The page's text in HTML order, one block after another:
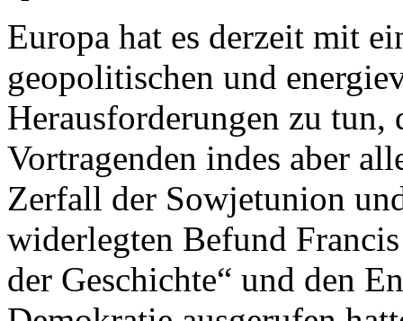
Europa hat es derzeit mit
geopolitischen und
Herausforderungen zu tun,
Vortragenden indes aber
Zerfall der Sowjetunion
widerlegten Befund
der Geschichte“ und den